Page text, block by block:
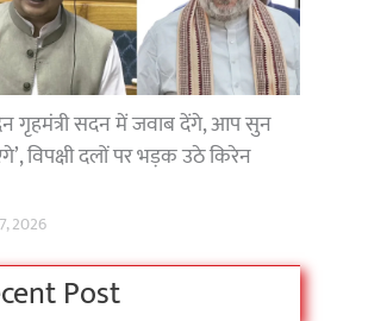
गृहमंत्री सदन में जवाब देंगे, आप सुन
विपक्षी दलों पर भड़क उठे किरेन
2026
Post